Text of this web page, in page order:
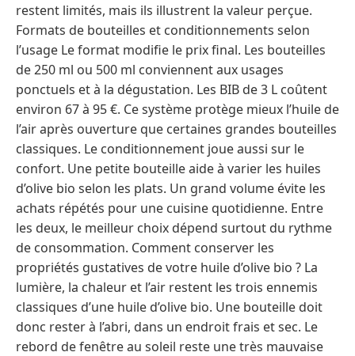
restent limités, mais ils illustrent la valeur perçue.
Formats de bouteilles et conditionnements selon
l’usage Le format modifie le prix final. Les bouteilles
de 250 ml ou 500 ml conviennent aux usages
ponctuels et à la dégustation. Les BIB de 3 L coûtent
environ 67 à 95 €. Ce système protège mieux l’huile de
l’air après ouverture que certaines grandes bouteilles
classiques. Le conditionnement joue aussi sur le
confort. Une petite bouteille aide à varier les huiles
d’olive bio selon les plats. Un grand volume évite les
achats répétés pour une cuisine quotidienne. Entre
les deux, le meilleur choix dépend surtout du rythme
de consommation. Comment conserver les
propriétés gustatives de votre huile d’olive bio ? La
lumière, la chaleur et l’air restent les trois ennemis
classiques d’une huile d’olive bio. Une bouteille doit
donc rester à l’abri, dans un endroit frais et sec. Le
rebord de fenêtre au soleil reste une très mauvaise